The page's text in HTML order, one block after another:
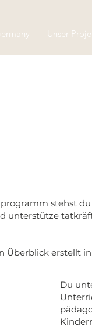
Unser
stehst
unterstütze
Überblick erstellt
Du